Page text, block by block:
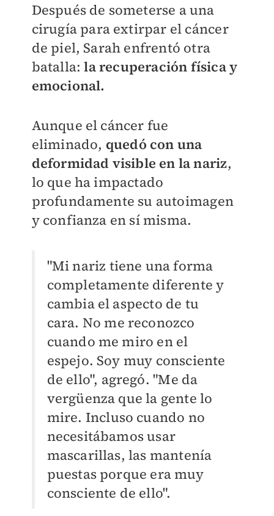
Después de someterse a una
cirugía para extirpar el cáncer
de piel, Sarah enfrentó otra
batalla:la recuperación física y
emocional.
Aunque el cáncer fue
eliminado, quedó con una
deformidad visible en la nariz,
lo que ha impactado
profundamente su autoimagen
y confianza en sí misma.
"Mi nariz tiene una forma
completamente diferente y
cambia el aspecto de tu
cara. No me reconozco
cuando me miro en el
espejo. Soy muy consciente
de ello", agregó."Me da
vergüenza que la gente lo
mire. Incluso cuando no
necesitábamos usar
mascarillas, las mantenía
puestas porque era muy
consciente de ello".